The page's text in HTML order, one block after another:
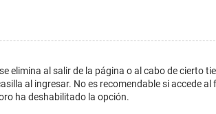
al salir de la página o al cabo de cierto
al ingresar. No es recomendable si accede al
ha deshabilitado la opción.